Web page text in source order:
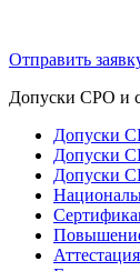
Отправить
Допуски СРО и
Допуски
Допуски
Допуски